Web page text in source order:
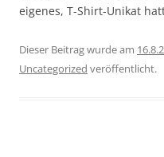
eigenes, T-Shirt-Unikat
Dieser Beitrag wurde am
Uncategorized veröffentlicht.